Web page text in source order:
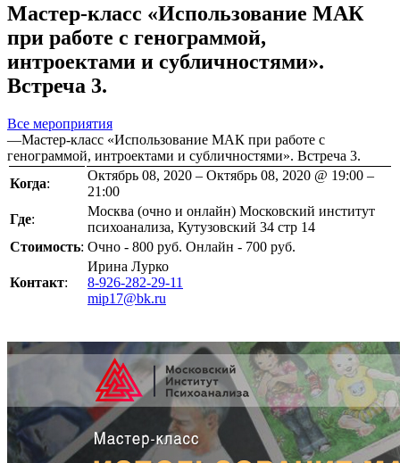
Мастер-класс «Использование МАК
при работе с генограммой,
интроектами и субличностями».
Встреча 3.
Все мероприятия
—Мастер-класс «Использование МАК при работе с
генограммой, интроектами и субличностями». Встреча 3.
Когда:
Октябрь 08, 2020 – Октябрь 08, 2020 @ 19:00 –
21:00
Где:
Москва (очно и онлайн) Московский институт
психоанализа, Кутузовский 34 стр 14
Стоимость: Очно - 800 руб. Онлайн - 700 руб.
Контакт:
Ирина Лурко
8-926-282-29-11
mip17@bk.ru